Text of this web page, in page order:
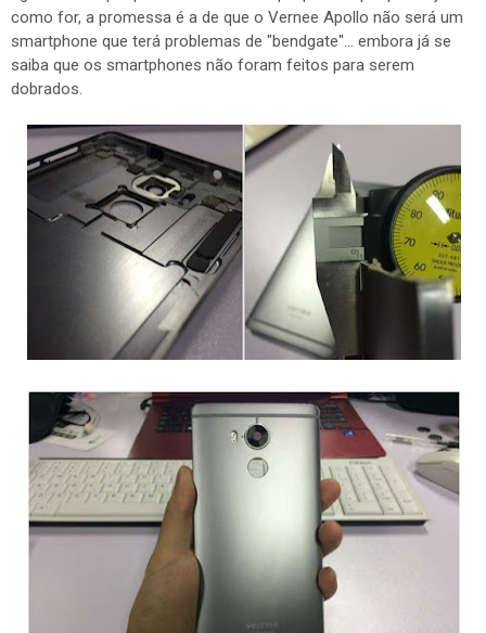
como for, a promessa é a de que o Vernee Apollo não será um
smartphone que terá problemas de "bendgate"... embora já se
saiba que os smartphones não foram feitos para serem
dobrados.